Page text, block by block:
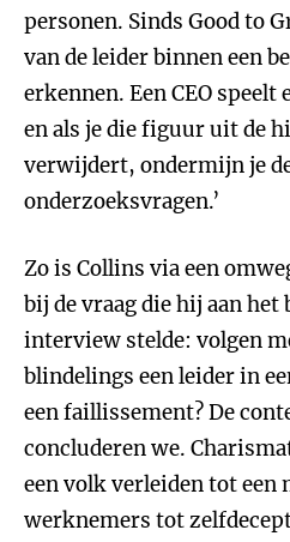
personen. Sinds Good to
van de leider binnen een
erkennen. Een CEO speelt
en als je die figuur uit de
verwijdert, ondermijn je
onderzoeksvragen.’
Zo is Collins via een
bij de vraag die hij aan het
interview stelde: volgen
blindelings een leider in
een faillissement? De
concluderen we.
een volk verleiden tot een
werknemers tot